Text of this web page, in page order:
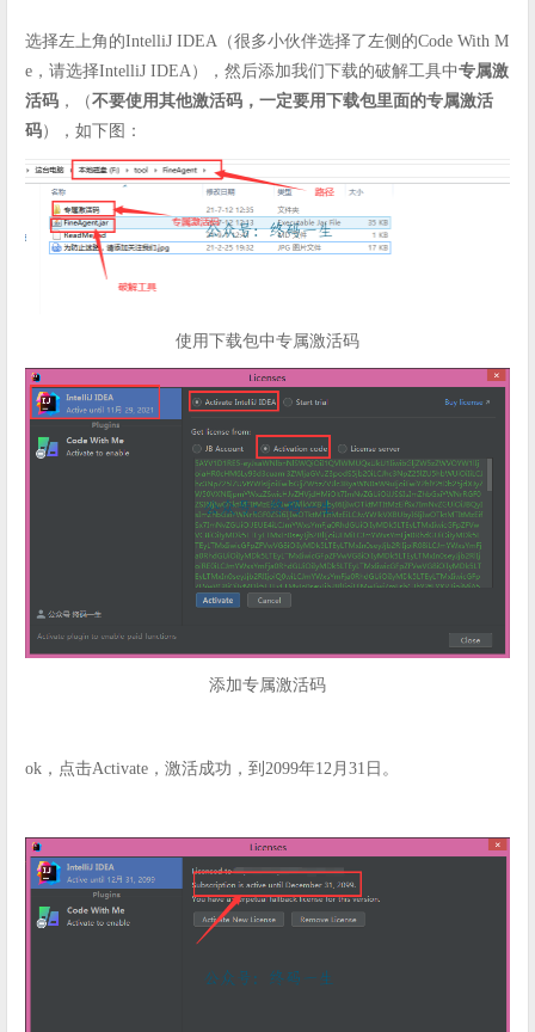
选择左上角的IntelliJ IDEA（很多小伙伴选择了左侧的Code With M
e，请选择IntelliJ IDEA），然后添加我们下载的破解工具中专属激
活码 ，（不要使用其他激活码，一定要用下载包里面的专属激活
码），如下图：
使用下载包中专属激活码
添加专属激活码
ok，点击Activate，激活成功，到2099年12月31日。